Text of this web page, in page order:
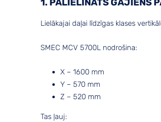
Lielākajai daļai līdzīgas klases
SMEC MCV 5700L nodrošina:
X – 1600 mm
Y – 570 mm
Z – 520 mm
Tas ļauj: